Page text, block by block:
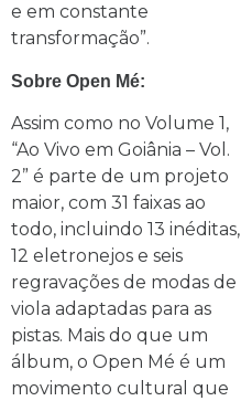
e em constante
transformação”.
Sobre Open Mé:
Assim como no Volume 1,
“Ao Vivo em Goiânia – Vol.
2” é parte de um projeto
maior, com 31 faixas ao
todo, incluindo 13 inéditas,
12 eletronejos e seis
regravações de modas de
viola adaptadas para as
pistas. Mais do que um
álbum, o Open Mé é um
movimento cultural que